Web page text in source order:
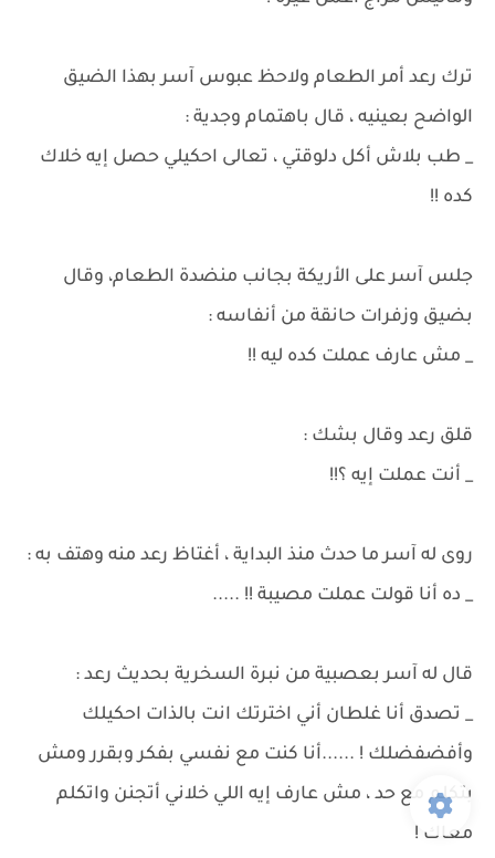
ترك رعد أمر الطعام ولاحظ عبوس آسر بهذا الضيق
الواضح بعينيه ، قال باهتمام وجدية :
_ طب بلاش أكل دلوقتي ، تعالى احكيلي حصل إيه خلاك
كده !!
جلس آسر على الأريكة بجانب منضدة الطعام، وقال
بضيق وزفرات حانقة من أنفاسه :
_ مش عارف عملت كده ليه !!
قلق رعد وقال بشك :
_ أنت عملت إيه ؟!!
روى له آسر ما حدث منذ البداية ، أغتاظ رعد منه وهتف به :
_ ده أنا قولت عملت مصيبة !! .....
قال له آسر بعصبية من نبرة السخرية بحديث رعد :
_ تصدق أنا غلطان أني اخترتك انت بالذات احكيلك
وأفضفضلك ! ......أنا كنت مع نفسي بفكر وبقرر ومش
بتكلم مع حد ، مش عارف إيه اللي خلاني أتجنن واتكلم
معاك !